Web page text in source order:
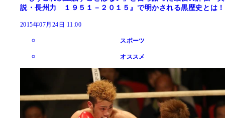
説・長州力 １９５１－２０１５』で明かされる黒歴史とは！
2015年07月24日 11:00
スポーツ
オススメ